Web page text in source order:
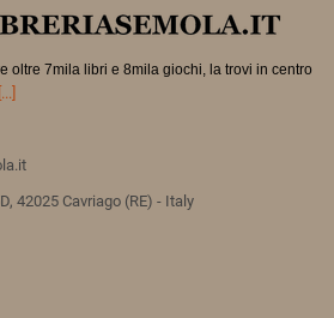
oltre 7mila libri e 8mila giochi, la trovi in centro
[...]
42025 Cavriago (RE) - Italy